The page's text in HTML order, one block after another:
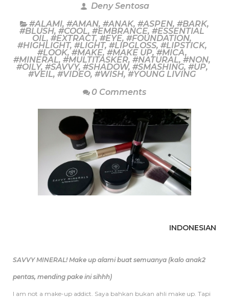
Deny Sentosa
#ALAMI, #AMAN, #ANAK, #ASPEN, #BARK,
#BLUSH, #COOL, #EMBRANCE, #ESSENTIAL
OIL, #EXTRACT, #EYE, #FOUNDATION,
#HIGHLIGHT, #LIGHT, #LIPGLOSS, #LIPSTICK,
#LOOK,#MAKE,#MAKE UP, #MICA,
#MINERAL, #MULTITASKER, #NATURAL, #NON,
#OILY, #SAVVY, #SHADOW, #SMASHING, #UP,
#VEIL, #VIDEO, #WISH, #YOUNG LIVING
0 Comments
INDONESIAN
SAVVY MINERAL! Make up alami buat semuanya (kalo anak2
pentas, mending pake ini sihhh)
I am not a make-up addict. Saya bahkan bukan ahli make up. Tapi